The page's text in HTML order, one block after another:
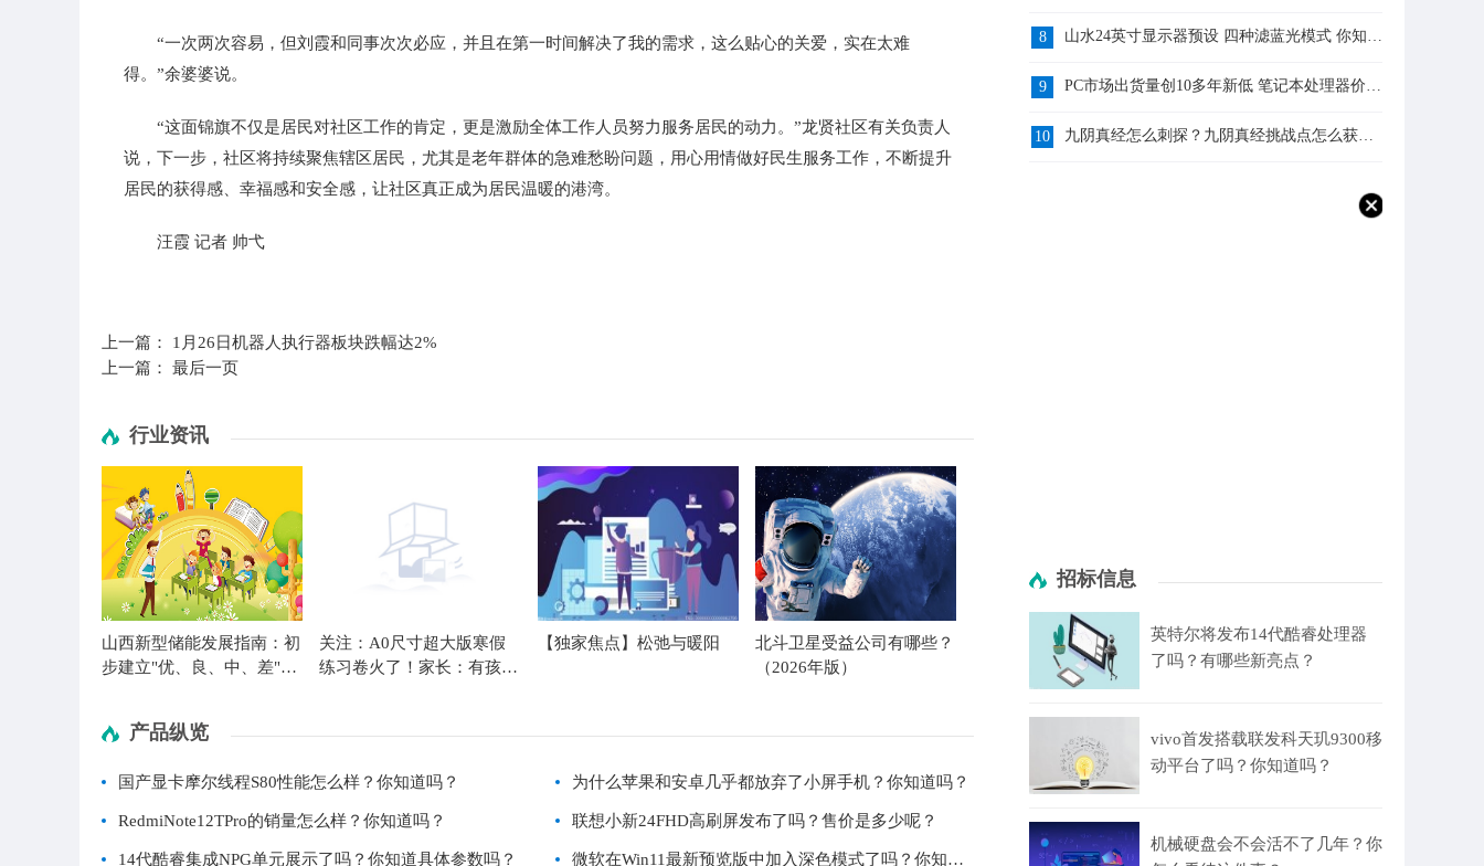
“一次两次容易，但刘霞和同事次次必应，并且在第一时间解决了我的需求，这么贴心的关爱，实在太难
得。”余婆婆说。
“这面锦旗不仅是居民对社区工作的肯定，更是激励全体工作人员努力服务居民的动力。”龙贤社区有关负责人
说，下一步，社区将持续聚焦辖区居民，尤其是老年群体的急难愁盼问题，用心用情做好民生服务工作，不断提升
居民的获得感、幸福感和安全感，让社区真正成为居民温暖的港湾。
汪霞 记者 帅弋
上一篇： 1月26日机器人执行器板块跌幅达2%
上一篇： 最后一页
行业资讯
山西新型储能发展指南：初
步建立"优、良、中、差"四
关注：A0尺寸超大版寒假
练习卷火了！家长：有孩子
【独家焦点】松弛与暖阳
北斗卫星受益公司有哪些？
（2026年版）
产品纵览
国产显卡摩尔线程S80性能怎么样？你知道吗？ 为什么苹果和安卓几乎都放弃了小屏手机？你知道吗？
RedmiNote12TPro的销量怎么样？你知道吗？ 联想小新24FHD高刷屏发布了吗？售价是多少呢？
14代酷睿集成NPG单元展示了吗？你知道具体参数吗？ 微软在Win11最新预览版中加入深色模式了吗？你知道
8
山水24英寸显示器预设 四种滤蓝光模式 你知道
9
PC市场出货量创10多年新低 笔记本处理器价格
10
九阴真经怎么刺探？九阴真经挑战点怎么获
招标信息
英特尔将发布14代酷睿处理器
了吗？有哪些新亮点？
vivo首发搭载联发科天玑9300移
动平台了吗？你知道吗？
机械硬盘会不会活不了几年？你